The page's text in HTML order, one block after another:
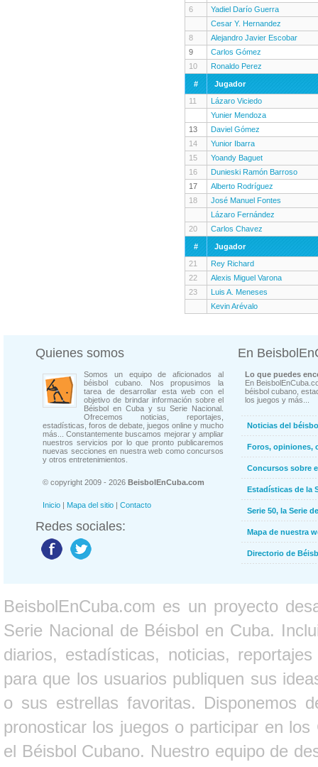
6
Yadiel Darío Guerra
Cesar Y. Hernandez
8
Alejandro Javier Escobar
9
Carlos Gómez
10
Ronaldo Perez
#
Jugador
11
Lázaro Viciedo
Yunier Mendoza
13
Daviel Gómez
14
Yunior Ibarra
15
Yoandy Baguet
16
Dunieski Ramón Barroso
17
Alberto Rodríguez
18
José Manuel Fontes
Lázaro Fernández
20
Carlos Chavez
#
Jugador
21
Rey Richard
22
Alexis Miguel Varona
23
Luis A. Meneses
Kevin Arévalo
Quienes somos
Somos un equipo de aficionados al
béisbol cubano. Nos propusimos la
tarea de desarrollar esta web con el
objetivo de brindar información sobre el
Béisbol en Cuba y su Serie Nacional.
Ofrecemos noticias, reportajes,
estadísticas, foros de debate, juegos online y mucho
más... Constantemente buscamos mejorar y ampliar
nuestros servicios por lo que pronto publicaremos
nuevas secciones en nuestra web como concursos
y otros entretenimientos.
© copyright 2009 - 2026 BeisbolEnCuba.com
Inicio | Mapa del sitio | Contacto
Redes sociales:
En
Lo que puedes
En
béisbol cubano,
los juegos y más...
Noticias del
Foros, opiniones,
Concursos sobre
Estadísticas de la
Serie 50, la Serie
Mapa de nuestra
Directorio de
BeisbolEnCuba.com es un proyecto
Serie Nacional de Béisbol en Cuba.
diarios, estadísticas, noticias,
para que los usuarios publiquen sus
o sus estrellas favoritas. Disponemos
pronosticar los juegos o participar en
el Béisbol Cubano. Nuestro equipo de